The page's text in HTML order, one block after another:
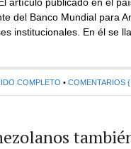
del Banco Mundial para
institucionales. En él se
COMPLETO • COMENTARIOS